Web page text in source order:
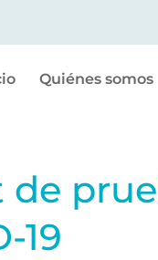
Quiénes somos
de
19